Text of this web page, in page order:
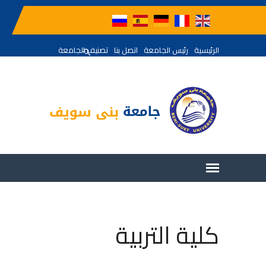
الرئيسية رئيس الجامعة اتصل بنا تصنيف الجامعة
كلية التربية